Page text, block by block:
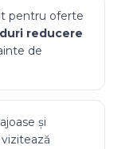
pentru oferte
reducere
de
și